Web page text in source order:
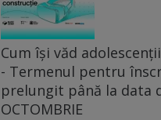
Cum își văd
- Termenul pentru
prelungit până la data
OCTOMBRIE